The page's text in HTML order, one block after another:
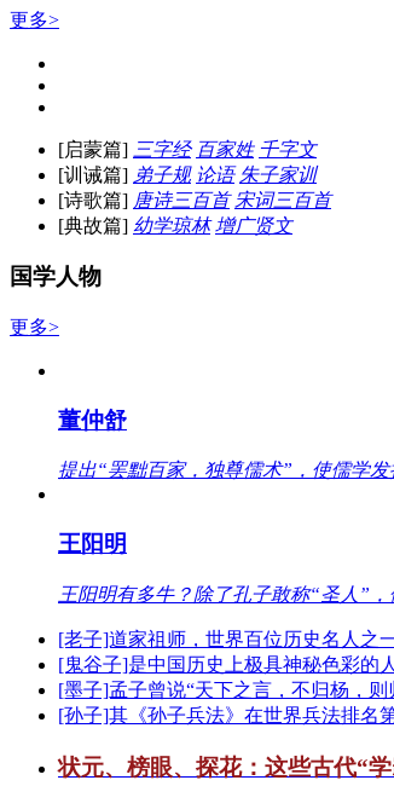
更多>
[启蒙篇] 三字经 百家姓 千字文
[训诫篇] 弟子规 论语 朱子家训
[诗歌篇] 唐诗三百首 宋词三百首
[典故篇] 幼学琼林 增广贤文
国学人物
更多>
董仲舒
提出“罢黜百家，独尊儒术”，使儒学
王阳明
王阳明有多牛？除了孔子敢称“圣人”
[老子]道家祖师，世界百位历史名人之
[鬼谷子]是中国历史上极具神秘色彩的
[墨子]孟子曾说“天下之言，不归杨，则
[孙子]其《孙子兵法》在世界兵法排名
状元、榜眼、探花：这些古代“